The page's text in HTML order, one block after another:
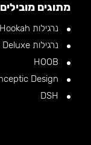
מתוגים מובילים
נרגילות Alpha Hookah
נרגילות Amy Deluxe